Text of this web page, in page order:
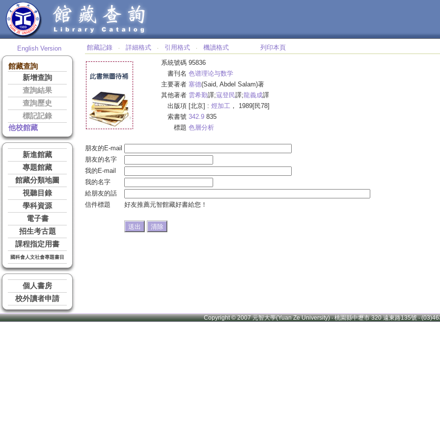
English Version
館藏查詢
新增查詢
查詢結果
查詢歷史
標記記錄
他校館藏
新進館藏
專題館藏
館藏分類地圖
視聽目錄
學科資源
電子書
招生考古題
課程指定用書
國科會人文社會專題書目
個人書房
校外讀者申請
館藏記錄 ‧ 詳細格式 ‧ 引用格式 ‧ 機讀格式 列印本頁
系統號碼 95836
書刊名 色谱理论与数学
主要著者 塞德(Said, Abdel Salam)著
其他著者 雲希勤譯;寇登民譯;龍義成譯
出版項 [北京] : 烴加工 ， 1989[民78]
索書號 342.9 835
標題 色層分析
朋友的E-mail
朋友的名字
我的E-mail
我的名字
給朋友的話
信件標題
好友推薦元智館藏好書給您！
Copyright © 2007 元智大學(Yuan Ze University) ‧ 桃園縣中壢市 320 遠東路135號 ‧